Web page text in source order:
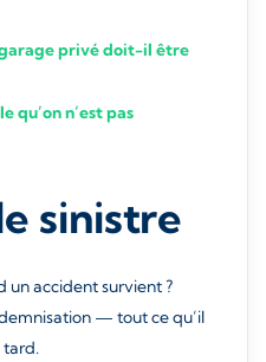
privé doit-il être
qu’on n’est pas
sinistre
accident survient ?
— tout ce qu’il
tard.